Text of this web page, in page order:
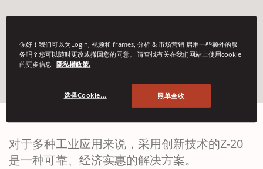
Z-20捆扎头
对于多种工业应用来说，采用创新技术的Z-20
是一种可靠、经济实惠的解决方案。
你好！我们可以为Login, 视频和Iframes, 分析 & 市场营销 启用一些额外的服
务吗？您可以随时更改或撤回您的同意。 请查找有关在我们网站上使用cookie
的更多信息
隱私權政策.
选择Cookie... 照单全收